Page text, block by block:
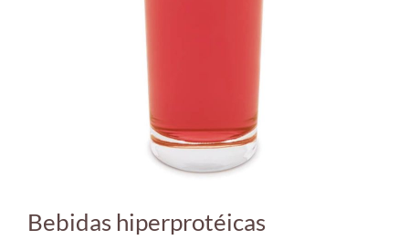
Bebidas hiperprotéicas